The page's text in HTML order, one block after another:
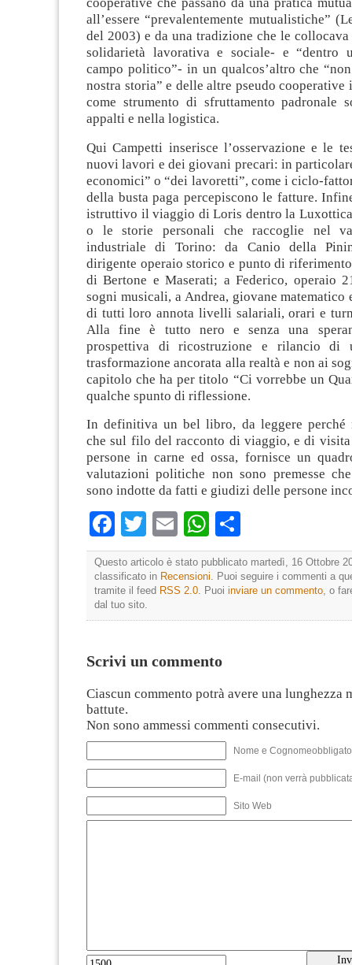
cooperative che passano da una pratica
all’essere “prevalentemente mutualistiche”
del 2003) e da una tradizione che le
solidarietà lavorativa e sociale- e “dentro
campo politico”- in un qualcos’altro che
nostra storia” e delle altre pseudo cooperative
come strumento di sfruttamento padronale
appalti e nella logistica.
Qui Campetti inserisce l’osservazione e le
nuovi lavori e dei giovani precari: in
economici” o “dei lavoretti”, come i ciclo-
della busta paga percepiscono le fatture.
istruttivo il viaggio di Loris dentro la
o le storie personali che raccoglie nel
industriale di Torino: da Canio della
dirigente operaio storico e punto di
di Bertone e Maserati; a Federico, operaio
sogni musicali, a Andrea, giovane matematico
di tutti loro annota livelli salariali, orari e
Alla fine è tutto nero e senza una
prospettiva di ricostruzione e rilancio di
trasformazione ancorata alla realtà e non ai
capitolo che ha per titolo “Ci vorrebbe un
qualche spunto di riflessione.
In definitiva un bel libro, da leggere perché
che sul filo del racconto di viaggio, e di
persone in carne ed ossa, fornisce un
valutazioni politiche non sono premesse
sono indotte da fatti e giudizi delle persone
Facebook
TwitterEmailWhatsApp
Questo articolo è stato pubblicato martedì, 16 Ottobre
classificato in Recensioni. Puoi seguire i commenti a
tramite il feed RSS 2.0. Puoi inviare un commento, o
dal tuo sito.
Scrivi un commento
Ciascun commento potrà avere una lunghezza
battute.
Non sono ammessi commenti consecutivi.
Nome e
E-mail (non verrà
Sito Web